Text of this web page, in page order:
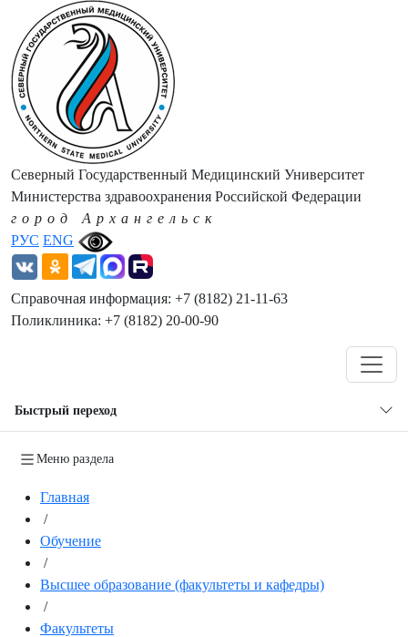
РУС ENG
Северный Государственный Медицинский Университет
Министерства здравоохранения Российской Федерации
город Архангельск
Справочная информация: +7 (8182) 21-11-63
Поликлиника: +7 (8182) 20-00-90
Быстрый переход
Меню раздела
Главная
/
Обучение
/
Высшее образование (факультеты и кафедры)
/
Факультеты